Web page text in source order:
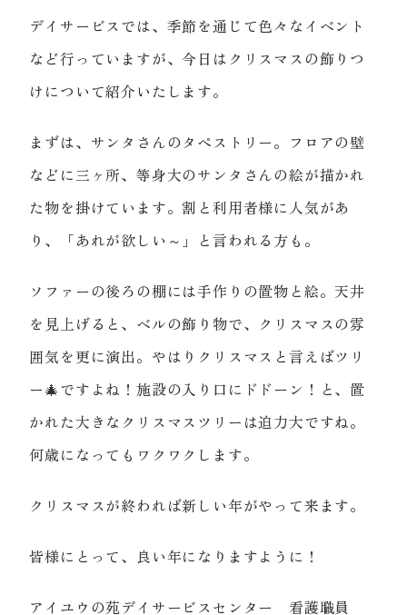
デイサービスでは、季節を通じて色々なイベント
など行っていますが、今日はクリスマスの飾りつ
けについて紹介いたします。
まずは、サンタさんのタペストリー。フロアの壁
などに三ヶ所、等身大のサンタさんの絵が描かれ
た物を掛けています。割と利用者様に人気があ
り、「あれが欲しい～」と言われる方も。
ソファーの後ろの棚には手作りの置物と絵。天井
を見上げると、ベルの飾り物で、クリスマスの雰
囲気を更に演出。やはりクリスマスと言えばツリ
ー🎄ですよね！施設の入り口にドドーン！と、置
かれた大きなクリスマスツリーは迫力大ですね。
何歳になってもワクワクします。
クリスマスが終われば新しい年がやって来ます。
皆様にとって、良い年になりますように！
アイユウの苑デイサービスセンター 看護職員